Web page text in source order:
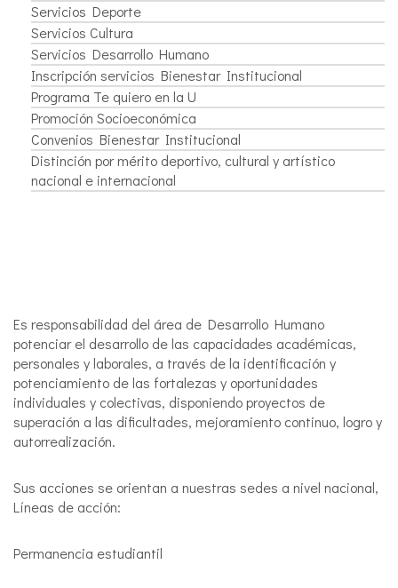
Servicios Deporte
Servicios Cultura
Servicios Desarrollo Humano
Inscripción servicios Bienestar Institucional
Programa Te quiero en la U
Promoción Socioeconómica
Convenios Bienestar Institucional
Distinción por mérito deportivo, cultural y artístico
nacional e internacional
Es responsabilidad del área de Desarrollo Humano
potenciar el desarrollo de las capacidades académicas,
personales y laborales, a través de la identificación y
potenciamiento de las fortalezas y oportunidades
individuales y colectivas, disponiendo proyectos de
superación a las dificultades, mejoramiento continuo, logro y
autorrealización.
Sus acciones se orientan a nuestras sedes a nivel nacional,
Líneas de acción:
Permanencia estudiantil